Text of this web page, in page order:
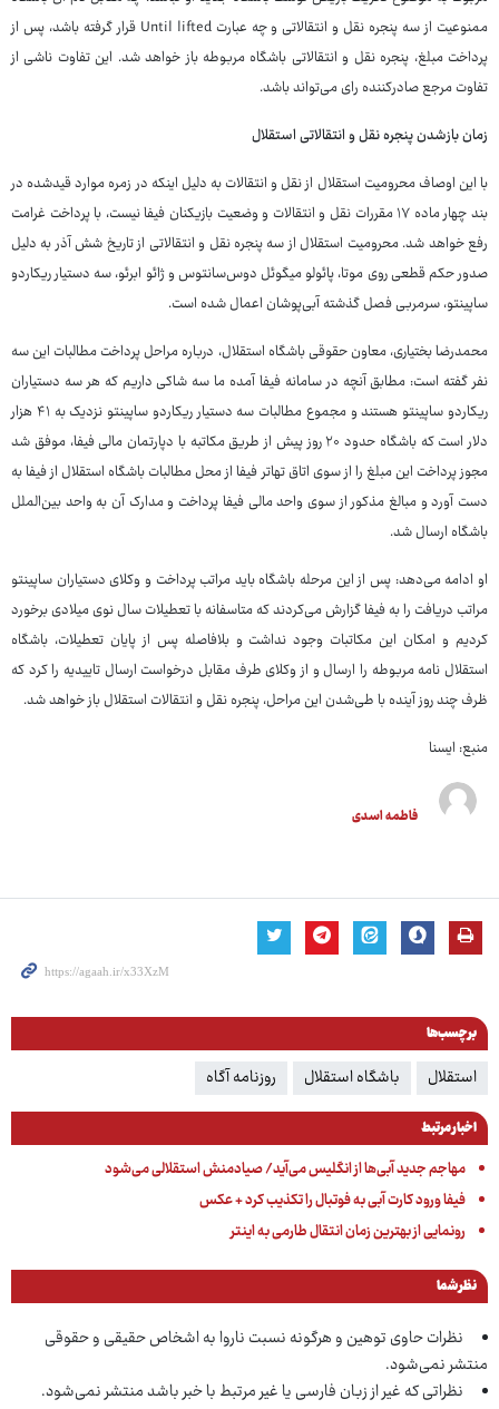
ممنوعیت از سه پنجره نقل و انتقالاتی و چه عبارت Until lifted قرار گرفته باشد، پس از
پرداخت مبلغ، پنجره نقل و انتقالاتی باشگاه مربوطه باز خواهد شد. این تفاوت ناشی از
تفاوت مرجع صادرکننده رای می‌تواند باشد.
زمان بازشدن پنجره نقل و انتقالاتی استقلال
با این اوصاف محرومیت استقلال از نقل و انتقالات به دلیل اینکه در زمره موارد قیدشده در
بند چهار ماده ۱۷ مقررات نقل و انتقالات و وضعیت بازیکنان فیفا نیست، با پرداخت غرامت
رفع خواهد شد. محرومیت استقلال از سه پنجره نقل و انتقالاتی از تاریخ شش آذر به دلیل
صدور حکم قطعی روی موتا، پائولو میگوئل دوس‌سانتوس و ژائو ابرئو، سه دستیار ریکاردو
ساپینتو، سرمربی فصل گذشته آبی‌پوشان اعمال شده است.
محمدرضا بختیاری، معاون حقوقی باشگاه استقلال، درباره مراحل پرداخت مطالبات این سه
نفر گفته است: مطابق آنچه در سامانه فیفا آمده ما سه شاکی داریم که هر سه دستیاران
ریکاردو ساپینتو هستند و مجموع مطالبات سه دستیار ریکاردو ساپینتو نزدیک به ۴۱ هزار
دلار است که باشگاه حدود ۲۰ روز پیش از طریق مکاتبه با دپارتمان مالی فیفا، موفق شد
مجوز پرداخت این مبلغ را از سوی اتاق تهاتر فیفا از محل مطالبات باشگاه استقلال از فیفا به
دست آورد و مبالغ مذکور از سوی واحد مالی فیفا پرداخت و مدارک آن به واحد بین‌الملل
باشگاه ارسال شد.
او ادامه می‌دهد: پس از این مرحله باشگاه باید مراتب پرداخت و وکلای دستیاران ساپینتو
مراتب دریافت را به فیفا گزارش می‌کردند که متاسفانه با تعطیلات سال نوی میلادی برخورد
کردیم و امکان این مکاتبات وجود نداشت و بلافاصله پس از پایان تعطیلات، باشگاه
استقلال نامه مربوطه را ارسال و از وکلای طرف مقابل درخواست ارسال تاییدیه را کرد که
ظرف چند روز آینده با طی‌شدن این مراحل، پنجره نقل و انتقالات استقلال باز خواهد شد.
منبع: ایسنا
فاطمه اسدی
برچسب‌ها
استقلال باشگاه استقلال روزنامه آگاه
اخبار مرتبط
مهاجم جدید آبی‌ها از انگلیس می‌آید/ صیادمنش استقلالی می‌شود
فیفا ورود کارت آبی به فوتبال را تکذیب کرد + عکس
رونمایی از بهترین زمان انتقال طارمی به اینتر
نظر شما
نظرات حاوی توهین و هرگونه نسبت ناروا به اشخاص حقیقی و حقوقی
منتشر نمی‌شود.
نظراتی که غیر از زبان فارسی یا غیر مرتبط با خبر باشد منتشر نمی‌شود.